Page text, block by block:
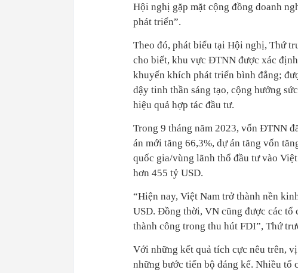
Hội nghị gặp mặt cộng đồng doanh
phát triển”.
Theo đó, phát biểu tại Hội nghị, Thứ
cho biết, khu vực ĐTNN được xác
khuyến khích phát triển bình đẳng;
dậy tinh thần sáng tạo, cộng hưởng
hiệu quả hợp tác đầu tư.
Trong 9 tháng năm 2023, vốn ĐTNN
án mới tăng 66,3%, dự án tăng vốn
quốc gia/vùng lãnh thổ đầu tư vào
hơn 455 tỷ USD.
“Hiện nay, Việt Nam trở thành nền
USD. Đồng thời, VN cũng được các tổ
thành công trong thu hút FDI”, Thứ
Với những kết quả tích cực nêu trên,
những bước tiến bộ đáng kể. Nhiều tổ